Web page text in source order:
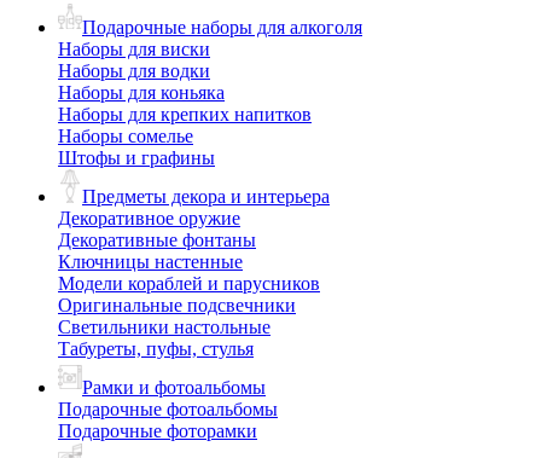
Подарочные наборы для алкоголя
Наборы для виски
Наборы для водки
Наборы для коньяка
Наборы для крепких напитков
Наборы сомелье
Штофы и графины
Предметы декора и интерьера
Декоративное оружие
Декоративные фонтаны
Ключницы настенные
Модели кораблей и парусников
Оригинальные подсвечники
Светильники настольные
Табуреты, пуфы, стулья
Рамки и фотоальбомы
Подарочные фотоальбомы
Подарочные фоторамки